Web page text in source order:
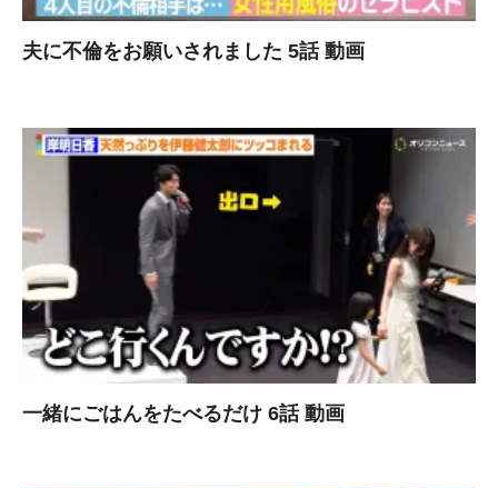
夫に不倫をお願いされました 5話 動画
一緒にごはんをたべるだけ 6話 動画